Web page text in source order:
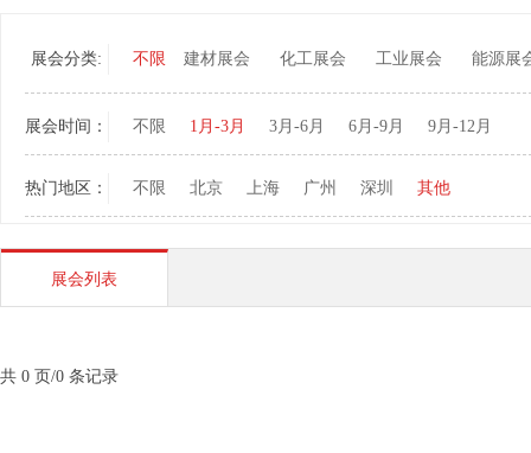
展会分类: 不限 建材展会 化工展会 工业展会 能源展
展会时间： 不限 1月-3月 3月-6月 6月-9月 9月-12月
热门地区： 不限 北京 上海 广州 深圳 其他
展会列表
共 0 页/0 条记录